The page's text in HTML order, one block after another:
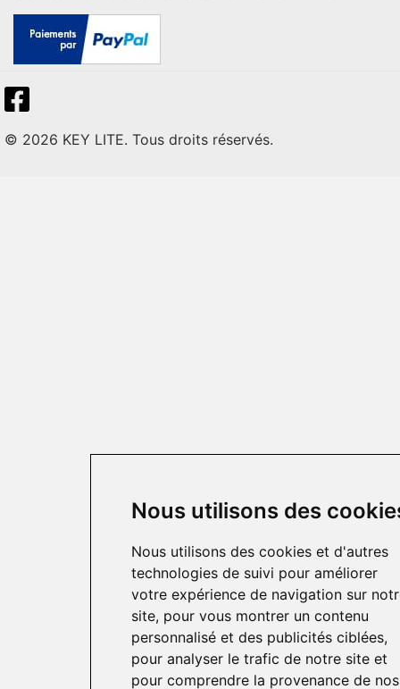
Nous utilisons des
Nous utilisons des cookies et d'autres
technologies de suivi pour améliorer
votre expérience de navigation sur
site, pour vous montrer un contenu
personnalisé et des publicités ciblées,
pour analyser le trafic de notre site et
pour comprendre la provenance de nos
© 2026 KEY LITE. Tous droits réservés.